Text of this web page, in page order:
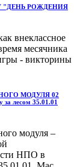
"ДЕНЬ РОЖДЕНИЯ
внеклассное
месячника
- викторины
МОДУЛЯ 02
за лесом 35.01.01
модуля –
НПО в